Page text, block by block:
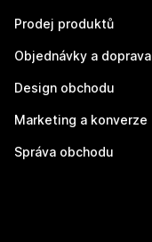
Prodej produktů
Objednávky a doprava
Design obchodu
Marketing a konverze
Správa obchodu